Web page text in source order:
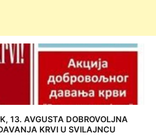
13. AVGUSTA DOBROVOLJNA
KRVI U SVILAJNCU